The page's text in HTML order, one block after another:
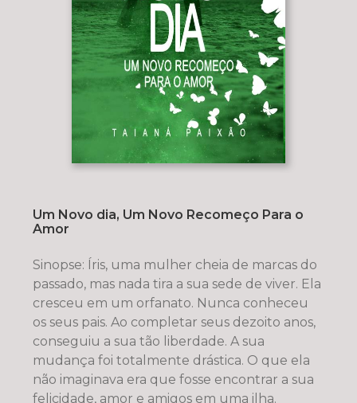
Um Novo dia, Um Novo Recomeço Para o
Amor
Sinopse: Íris, uma mulher cheia de marcas do
passado, mas nada tira a sua sede de viver. Ela
cresceu em um orfanato. Nunca conheceu
os seus pais. Ao completar seus dezoito anos,
conseguiu a sua tão liberdade. A sua
mudança foi totalmente drástica. O que ela
não imaginava era que fosse encontrar a sua
felicidade, amor e amigos em uma ilha.